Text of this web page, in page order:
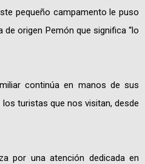
pequeño campamento le puso
de origen Pemón que significa “lo
continúa en manos de sus
turistas que nos visitan, desde
por una atención dedicada en